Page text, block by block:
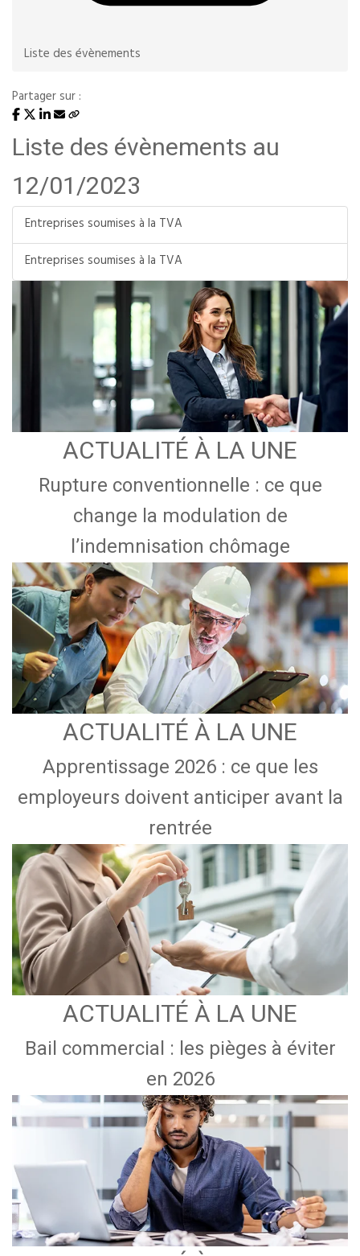
Liste des évènements
Partager sur :
Liste des évènements au
12/01/2023
Entreprises soumises à la TVA
Entreprises soumises à la TVA
ACTUALITÉ À LA UNE
Rupture conventionnelle : ce que
change la modulation de
l’indemnisation chômage
ACTUALITÉ À LA UNE
Apprentissage 2026 : ce que les
employeurs doivent anticiper avant la
rentrée
ACTUALITÉ À LA UNE
Bail commercial : les pièges à éviter
en 2026